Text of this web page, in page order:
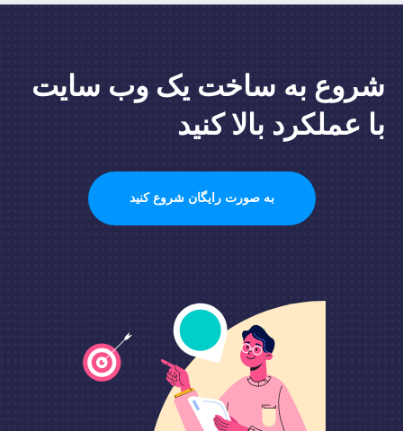
شروع به ساخت یک وب سایت
با عملکرد بالا کنید
به صورت رایگان شروع کنید